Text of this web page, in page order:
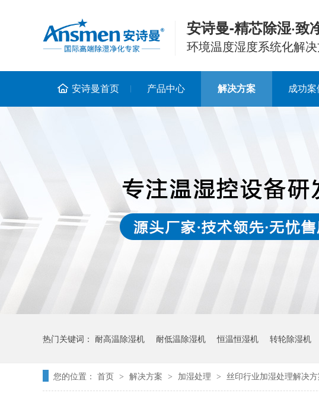
安诗曼-精芯除湿·致
环境温度湿度系统化解
安诗曼首页 产品中心 解决方案 成功案
热门关键词： 耐高温除湿机 耐低温除湿机 恒温恒湿机 转轮除湿机
您的位置： 首页 > 解决方案 > 加湿处理 > 丝印行业加湿处理解决